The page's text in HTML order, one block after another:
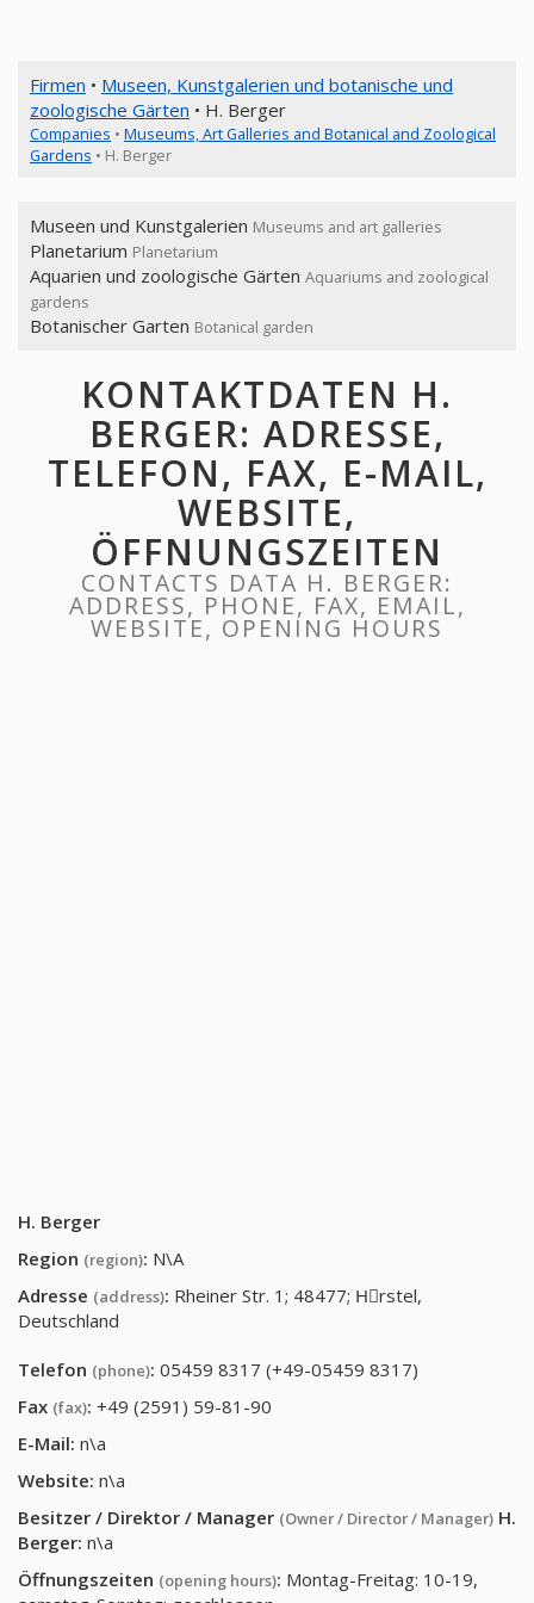
Firmen • Museen, Kunstgalerien und botanische und
zoologische Gärten • H. Berger
Companies • Museums, Art Galleries and Botanical and Zoological
Gardens • H. Berger
Museen und Kunstgalerien Museums and art galleries
Planetarium Planetarium
Aquarien und zoologische Gärten Aquariums and zoological
gardens
Botanischer Garten Botanical garden
KONTAKTDATEN H.
BERGER: ADRESSE,
TELEFON, FAX, E-MAIL,
WEBSITE,
ÖFFNUNGSZEITEN
CONTACTS DATA H. BERGER:
ADDRESS, PHONE, FAX, EMAIL,
WEBSITE, OPENING HOURS
H. Berger
Region (region): N\A
Adresse (address): Rheiner Str. 1; 48477; Hِrstel,
Deutschland
Telefon (phone): 05459 8317 (+49-05459 8317)
Fax (fax): +49 (2591) 59-81-90
E-Mail: n\a
Website: n\a
Besitzer / Direktor / Manager (Owner / Director / Manager) H.
Berger: n\a
Öffnungszeiten (opening hours): Montag-Freitag: 10-19,